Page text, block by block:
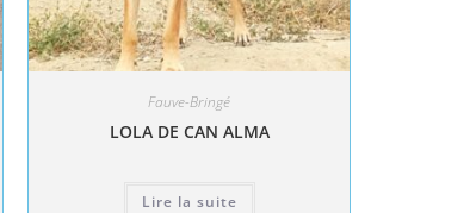
Fauve-Bringé
LOLA DE CAN ALMA
Lire la suite